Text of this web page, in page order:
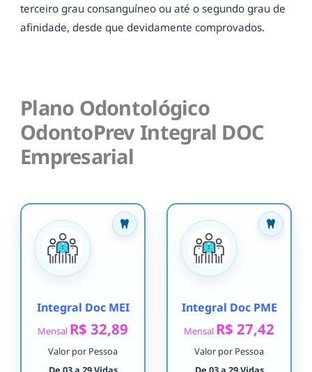
terceiro grau consanguíneo ou até o segundo grau de
afinidade, desde que devidamente comprovados.
Plano Odontológico
OdontoPrev Integral DOC
Empresarial
Integral Doc MEI
Mensal R$ 32,89
Valor por Pessoa
Integral Doc PME
Mensal R$ 27,42
Valor por Pessoa